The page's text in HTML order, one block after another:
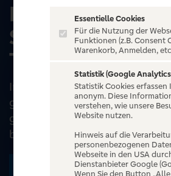
Die drei kleinen
Schweinchen -
Theater Berlin
In diesem aus England
geht es um drei Schweinchen:
gefräßiges und ein fleißiges.
bedroht die drei un...
Zu den
Essentielle Cookies
Für die Nutzung der
Funktionen (z.B. Consent
Warenkorb, Anmelden,
Statistik (Google
Statistik Cookies
anonym. Diese
verstehen, wie unsere
Website nutzen.
Hinweis auf die
personenbezogenen
Webseite in den USA
Dienstanbieter Google